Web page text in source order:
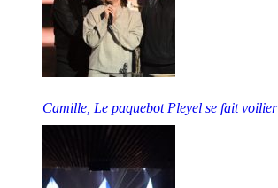
Camille, Le paquebot Pleyel se fait voilier